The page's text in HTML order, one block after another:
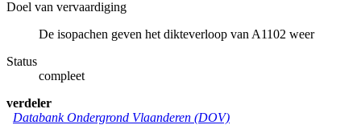
Doel van vervaardiging
De isopachen geven het dikteverloop van A1102 weer
Status
compleet
verdeler
Databank Ondergrond Vlaanderen (DOV)